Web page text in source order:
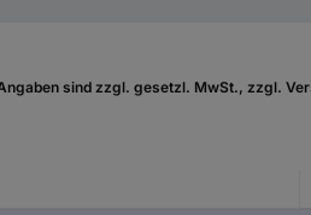
sind zzgl. gesetzl. MwSt., zzgl.